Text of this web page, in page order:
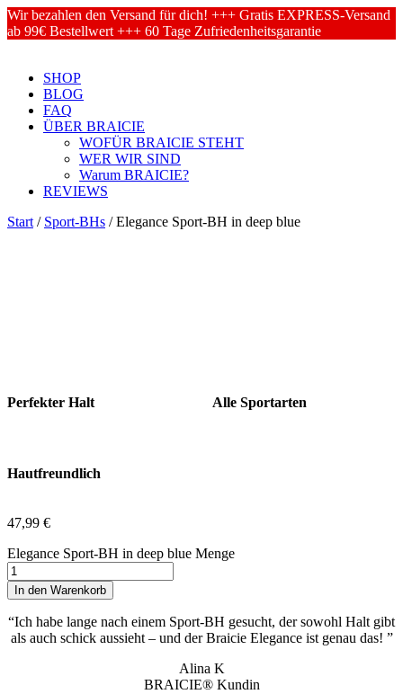
Wir bezahlen den Versand für dich! +++ Gratis EXPRESS-Versand
ab 99€ Bestellwert +++ 60 Tage Zufriedenheitsgarantie
SHOP
BLOG
FAQ
ÜBER BRAICIE
WOFÜR BRAICIE STEHT
WER WIR SIND
Warum BRAICIE?
REVIEWS
Start / Sport-BHs / Elegance Sport-BH in deep blue
Perfekter Halt Alle Sportarten
Hautfreundlich
47,99 €
Elegance Sport-BH in deep blue Menge
In den Warenkorb
“Ich habe lange nach einem Sport-BH gesucht, der sowohl Halt gibt
als auch schick aussieht – und der Braicie Elegance ist genau das! ”
Alina K
BRAICIE® Kundin